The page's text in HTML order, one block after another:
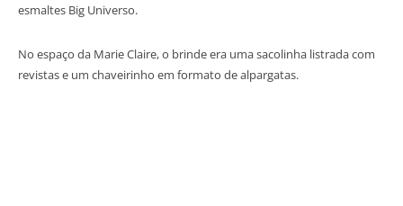
esmaltes Big Universo.
No espaço da Marie Claire, o brinde era uma sacolinha listrada com
revistas e um chaveirinho em formato de alpargatas.